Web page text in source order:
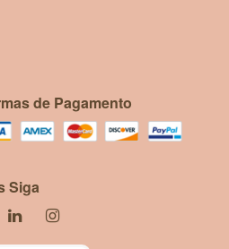
de Pagamento
Siga